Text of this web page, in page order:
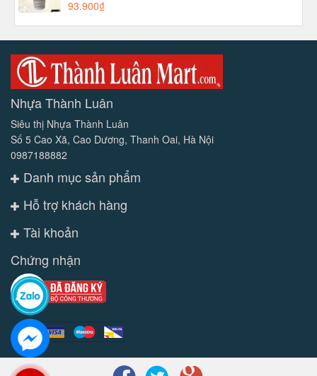
93.900₫
Nhựa Thành Luân
Siêu thị Nhựa Thành Luân
Số 5 Cao Xã, Cao Dương, Thanh Oai, Hà Nội
0987188882
Danh mục sản phẩm
Hỗ trợ khách hàng
Tài khoản
Chứng nhận